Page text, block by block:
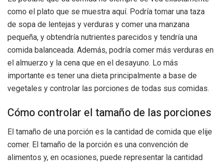
como el plato que se muestra aquí. Podría tomar una taza
de sopa de lentejas y verduras y comer una manzana
pequeña, y obtendría nutrientes parecidos y tendría una
comida balanceada. Además, podría comer más verduras en
el almuerzo y la cena que en el desayuno. Lo más
importante es tener una dieta principalmente a base de
vegetales y controlar las porciones de todas sus comidas.
Cómo controlar el tamaño de las porciones
El tamaño de una porción es la cantidad de comida que elije
comer. El tamaño de la porción es una convención de
alimentos y, en ocasiones, puede representar la cantidad